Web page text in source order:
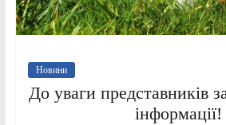
Новини
До уваги представників
інформації!